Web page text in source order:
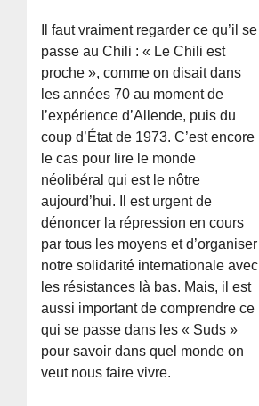
Il faut vraiment regarder ce qu’il se
passe au Chili : « Le Chili est
proche », comme on disait dans
les années 70 au moment de
l’expérience d’Allende, puis du
coup d’État de 1973. C’est encore
le cas pour lire le monde
néolibéral qui est le nôtre
aujourd’hui. Il est urgent de
dénoncer la répression en cours
par tous les moyens et d’organiser
notre solidarité internationale avec
les résistances là bas. Mais, il est
aussi important de comprendre ce
qui se passe dans les « Suds »
pour savoir dans quel monde on
veut nous faire vivre.